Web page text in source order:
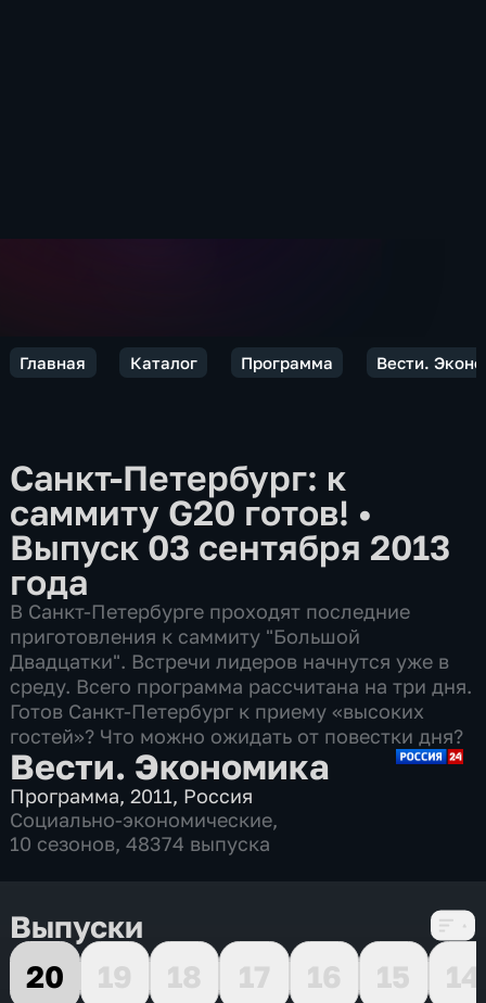
Главная Каталог Программа Вести.
Санкт-Петербург: к
саммиту G20 готов! •
Выпуск 03 сентября 2013
года
В Санкт-Петербурге проходят последние
приготовления к саммиту "Большой
Двадцатки". Встречи лидеров начнутся уже в
среду. Всего программа рассчитана на три дня.
Готов Санкт-Петербург к приему «высоких
гостей»? Что можно ожидать от повестки дня?
Вести. Экономика
Программа,2011, Россия
Социально-экономические,
10 сезонов, 48374 выпуска
Выпуски
20
19 18 17 16 15
14